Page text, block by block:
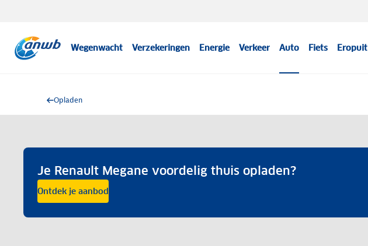
Wegenwacht Verzekeringen Energie Verkeer Auto Fiets Eropuit
Opladen
Je Renault Megane voordelig thuis opladen?
Ontdek je aanbod